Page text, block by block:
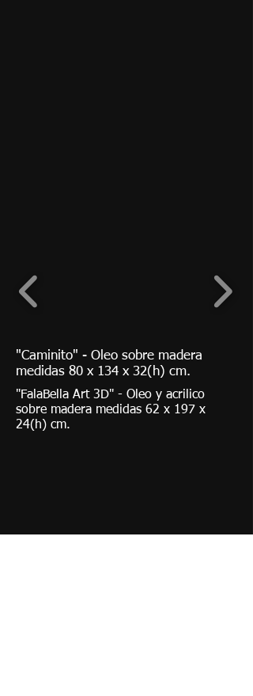
"Caminito" - Oleo sobre madera
medidas 80 x 134 x 32(h) cm.
"FalaBella Art 3D" - Oleo y acrilico
sobre madera medidas 62 x 197 x
24(h) cm.